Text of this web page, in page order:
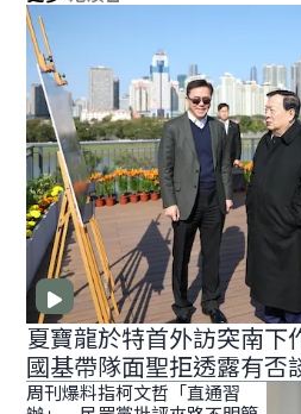
夏寶龍於特首外訪突南
國基帶隊面聖拒透露有否
周刊爆料指柯文哲「直通習